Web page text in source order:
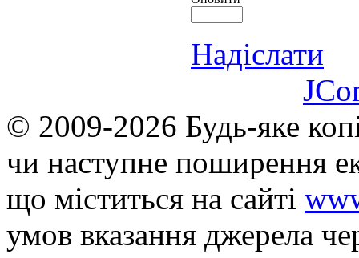
Надіслати
© 2009-2026 Будь-яке
чи наступне поширення
що мiститься на сайті
умов вказання джерела